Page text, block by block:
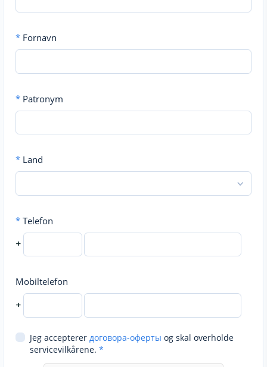
* Fornavn
* Patronym
* Land
* Telefon
+
Mobiltelefon
+
Jeg accepterer договора-оферты og skal overholde
servicevilkårene. *